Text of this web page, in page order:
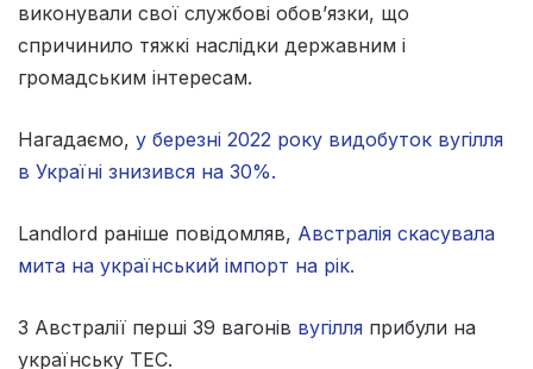
виконували свої службові обов’язки, що
спричинило тяжкі наслідки державним і
громадським інтересам.
Нагадаємо, у березні 2022 року видобуток вугілля
в Україні знизився на 30%.
Landlord раніше повідомляв, Австралія скасувала
мита на український імпорт на рік.
З Австралії перші 39 вагонів вугілля прибули на
українську ТЕС.